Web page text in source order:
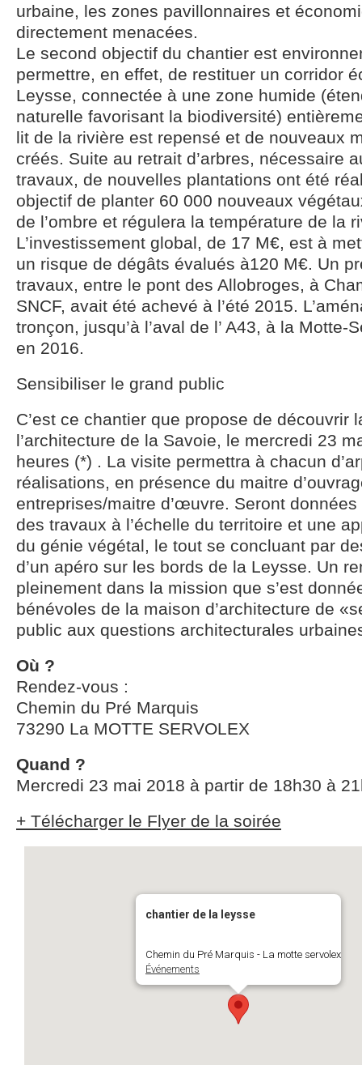
urbaine, les zones pavillonnaires et
directement menacées.
Le second objectif du chantier est
permettre, en effet, de restituer un corridor
Leysse, connectée à une zone humide
naturelle favorisant la biodiversité)
lit de la rivière est repensé et de nouveaux
créés. Suite au retrait d’arbres, nécessaire
travaux, de nouvelles plantations ont été
objectif de planter 60 000 nouveaux
de l’ombre et régulera la température de la
L’investissement global, de 17 M€, est à
un risque de dégâts évalués à120 M€. Un
travaux, entre le pont des Allobroges, à
SNCF, avait été achevé à l’été 2015.
tronçon, jusqu’à l’aval de l’ A43, à la Motte-
en 2016.
Sensibiliser le grand public
C’est ce chantier que propose de découvrir
l’architecture de la Savoie, le mercredi 23
heures (*) . La visite permettra à chacun
réalisations, en présence du maitre
entreprises/maitre d’œuvre. Seront
des travaux à l’échelle du territoire et une
du génie végétal, le tout se concluant par
d’un apéro sur les bords de la Leysse. Un
pleinement dans la mission que s’est
bénévoles de la maison d’architecture de
public aux questions architecturales
Où ?
Rendez-vous :
Chemin du Pré Marquis
73290 La MOTTE SERVOLEX
Quand ?
Mercredi 23 mai 2018 à partir de 18h30 à
+ Télécharger le Flyer de la soirée
chantier de la leysse
Chemin du Pré Marquis - La motte servolex
Événements